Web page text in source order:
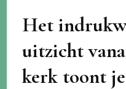
Het
uitzicht
kerk toont